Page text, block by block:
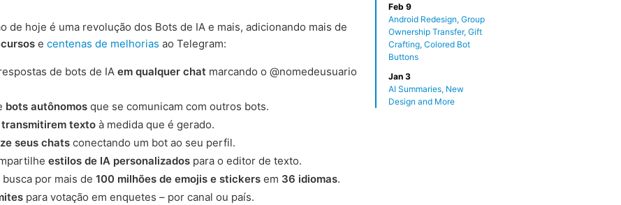
Feb 9
Android Redesign, Group
Ownership Transfer, Gift
Crafting, Colored Bot
Buttons
Jan 3
AI Summaries, New
Design and More
de hoje é uma revolução dos Bots de IA e mais, adicionando mais de
e centenas de melhorias ao Telegram:
de bots de IA em qualquer chat marcando o @nomedeusuario
bots autônomos que se comunicam com outros bots.
transmitirem texto à medida que é gerado.
seus chats conectando um bot ao seu perfil.
estilos de IA personalizados para o editor de texto.
busca por mais de 100 milhões de emojis e stickers em 36 idiomas.
para votação em enquetes – por canal ou país.